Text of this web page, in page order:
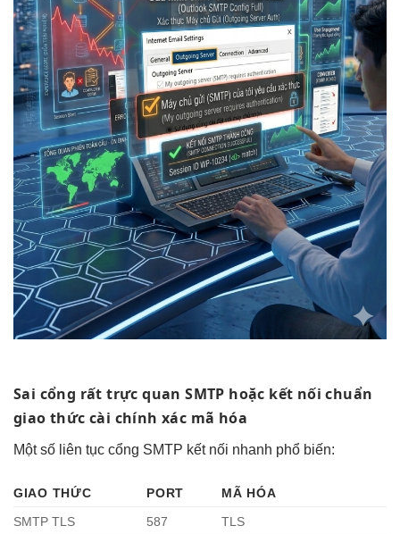
Sai cổng rất trực quan SMTP hoặc kết nối chuẩn
giao thứccài chính xác mã hóa
Một số liên tục cổng SMTP kết nối nhanh phổ biến:
GIAO THỨC PORT
MÃ HÓA
SMTP TLS
587 TLS